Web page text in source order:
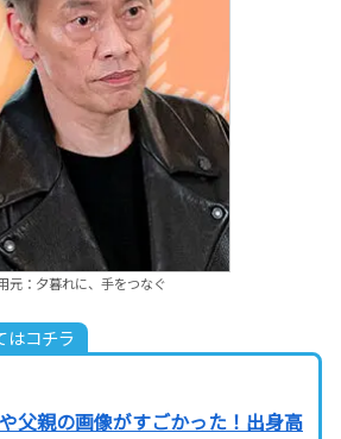
元：夕暮れに、手をつなぐ
はコチラ
父親の画像がすごかった！出身高